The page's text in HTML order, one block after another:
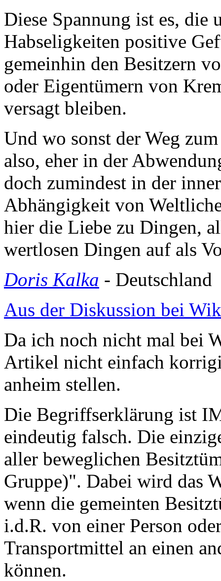
Diese Spannung ist es, die
Habseligkeiten positive
gemeinhin den Besitzern
oder Eigentümern von
versagt bleiben.
Und wo sonst der Weg
also, eher in der
doch zumindest in der
Abhängigkeit von
hier die Liebe zu Dingen,
wertlosen Dingen auf als
Doris Kalka - Deutschland
Aus der Diskussion bei
Da ich noch nicht mal bei
Artikel nicht einfach
anheim stellen.
Die Begriffserklärung ist
eindeutig falsch. Die
aller beweglichen
Gruppe)". Dabei wird das
wenn die gemeinten
i.d.R. von einer Person
Transportmittel an einen
können.